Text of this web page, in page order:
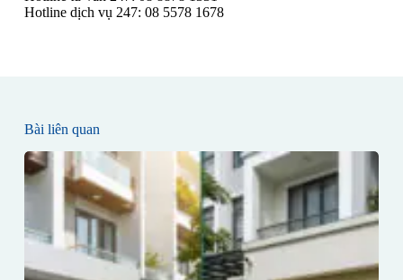
Hotline dịch vụ 247: 08 5578 1678
Bài liên quan